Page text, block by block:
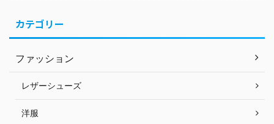
カテゴリー
ファッション
レザーシューズ
洋服